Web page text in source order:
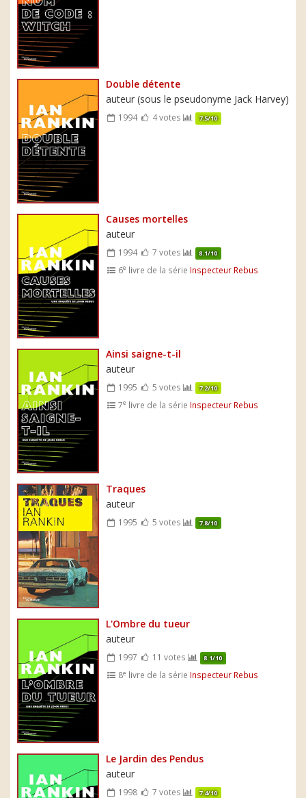
Double détente
auteur (sous le pseudonyme Jack Harvey)
1994 4 votes 7.5/10
Causes mortelles
auteur
1994 7 votes 8.1/10
6e livre de la série Inspecteur Rebus
Ainsi saigne-t-il
auteur
1995 5 votes 7.2/10
7e livre de la série Inspecteur Rebus
Traques
auteur
1995 5 votes 7.8/10
L'Ombre du tueur
auteur
1997 11 votes 8.1/10
8e livre de la série Inspecteur Rebus
Le Jardin des Pendus
auteur
1998 7 votes 7.4/10